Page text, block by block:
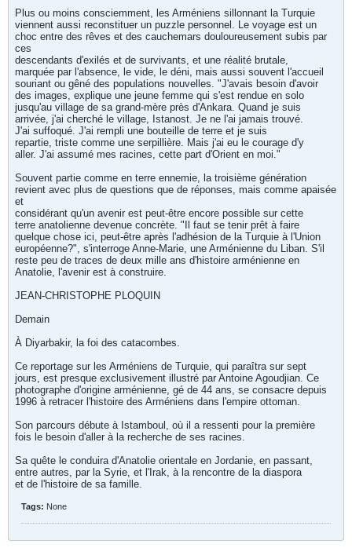
Plus ou moins consciemment, les Arméniens sillonnant la Turquie
viennent aussi reconstituer un puzzle personnel. Le voyage est un
choc entre des rêves et des cauchemars douloureusement subis par
ces
descendants d'exilés et de survivants, et une réalité brutale,
marquée par l'absence, le vide, le déni, mais aussi souvent l'accueil
souriant ou gêné des populations nouvelles. "J'avais besoin d'avoir
des images, explique une jeune femme qui s'est rendue en solo
jusqu'au village de sa grand-mère près d'Ankara. Quand je suis
arrivée, j'ai cherché le village, Istanost. Je ne l'ai jamais trouvé.
J'ai suffoqué. J'ai rempli une bouteille de terre et je suis
repartie, triste comme une serpillière. Mais j'ai eu le courage d'y
aller. J'ai assumé mes racines, cette part d'Orient en moi."
Souvent partie comme en terre ennemie, la troisième génération
revient avec plus de questions que de réponses, mais comme apaisée
et
considérant qu'un avenir est peut-être encore possible sur cette
terre anatolienne devenue concrète. "Il faut se tenir prêt à faire
quelque chose ici, peut-être après l'adhésion de la Turquie à l'Union
européenne?", s'interroge Anne-Marie, une Arménienne du Liban. S'il
reste peu de traces de deux mille ans d'histoire arménienne en
Anatolie, l'avenir est à construire.
JEAN-CHRISTOPHE PLOQUIN
Demain
À Diyarbakir, la foi des catacombes.
Ce reportage sur les Arméniens de Turquie, qui paraîtra sur sept
jours, est presque exclusivement illustré par Antoine Agoudjian. Ce
photographe d'origine arménienne, gé de 44 ans, se consacre depuis
1996 à retracer l'histoire des Arméniens dans l'empire ottoman.
Son parcours débute à Istamboul, où il a ressenti pour la première
fois le besoin d'aller à la recherche de ses racines.
Sa quête le conduira d'Anatolie orientale en Jordanie, en passant,
entre autres, par la Syrie, et l'Irak, à la rencontre de la diaspora
et de l'histoire de sa famille.
Tags: None